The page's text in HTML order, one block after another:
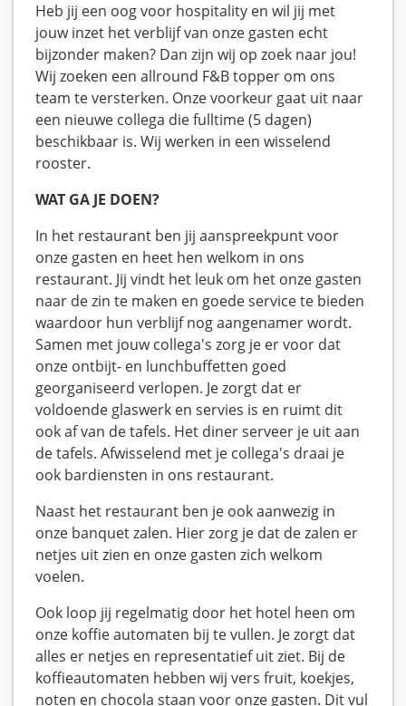
Heb jij een oog voor hospitality en wil jij met
jouw inzet het verblijf van onze gasten echt
bijzonder maken? Dan zijn wij op zoek naar jou!
Wij zoeken een allround F&B topper om ons
team te versterken. Onze voorkeur gaat uit naar
een nieuwe collega die fulltime (5 dagen)
beschikbaar is. Wij werken in een wisselend
rooster.
WAT GA JE DOEN?
In het restaurant ben jij aanspreekpunt voor
onze gasten en heet hen welkom in ons
restaurant. Jij vindt het leuk om het onze gasten
naar de zin te maken en goede service te bieden
waardoor hun verblijf nog aangenamer wordt.
Samen met jouw collega's zorg je er voor dat
onze ontbijt- en lunchbuffetten goed
georganiseerd verlopen. Je zorgt dat er
voldoende glaswerk en servies is en ruimt dit
ook af van de tafels. Het diner serveer je uit aan
de tafels. Afwisselend met je collega's draai je
ook bardiensten in ons restaurant.
Naast het restaurant ben je ook aanwezig in
onze banquet zalen. Hier zorg je dat de zalen er
netjes uit zien en onze gasten zich welkom
voelen.
Ook loop jij regelmatig door het hotel heen om
onze koffie automaten bij te vullen. Je zorgt dat
alles er netjes en representatief uit ziet. Bij de
koffieautomaten hebben wij vers fruit, koekjes,
noten en chocola staan voor onze gasten. Dit vul